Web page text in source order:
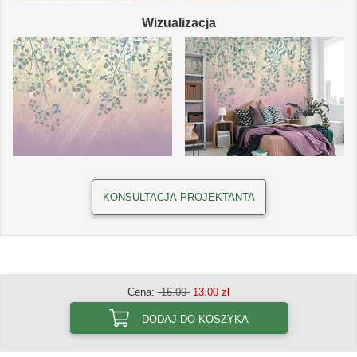
Wizualizacja
KONSULTACJA PROJEKTANTA
Cena: 16.00 13.00 zł
DODAJ DO KOSZYKA